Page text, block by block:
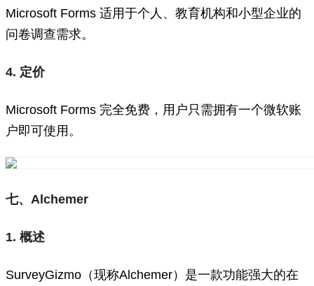
Microsoft Forms 适用于个人、教育机构和小型企业的
问卷调查需求。
4. 定价
Microsoft Forms 完全免费，用户只需拥有一个微软账
户即可使用。
七、Alchemer
1. 概述
SurveyGizmo（现称Alchemer）是一款功能强大的在